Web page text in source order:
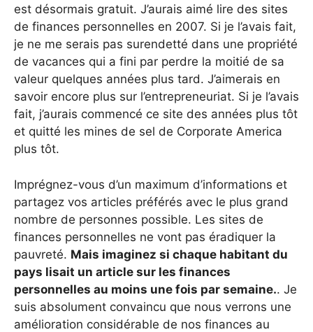
est désormais gratuit. J’aurais aimé lire des sites
de finances personnelles en 2007. Si je l’avais fait,
je ne me serais pas surendetté dans une propriété
de vacances qui a fini par perdre la moitié de sa
valeur quelques années plus tard. J’aimerais en
savoir encore plus sur l’entrepreneuriat. Si je l’avais
fait, j’aurais commencé ce site des années plus tôt
et quitté les mines de sel de Corporate America
plus tôt.
Imprégnez-vous d’un maximum d’informations et
partagez vos articles préférés avec le plus grand
nombre de personnes possible. Les sites de
finances personnelles ne vont pas éradiquer la
pauvreté. Mais imaginez si chaque habitant du
pays lisait un article sur les finances
personnelles au moins une fois par semaine.. Je
suis absolument convaincu que nous verrons une
amélioration considérable de nos finances au